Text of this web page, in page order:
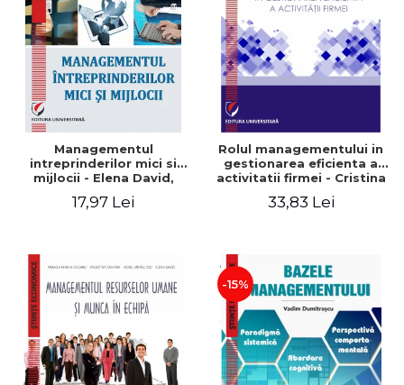
Managementul
intreprinderilor mici si
mijlocii - Elena David,
Roxana Carmen Ionescu,
17,97 Lei
Rolul managementului in
gestionarea eficienta a
activitatii firmei - Cristina
Gabriel Nastase, Mihaela-
33,83 Lei
-15%